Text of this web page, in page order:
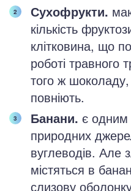
Сухофрукти.
кількість
клітковина, що
роботі травного
того ж шоколаду,
повніють.
Банани. є одним
природних
вуглеводів. Але
містяться в
слизову